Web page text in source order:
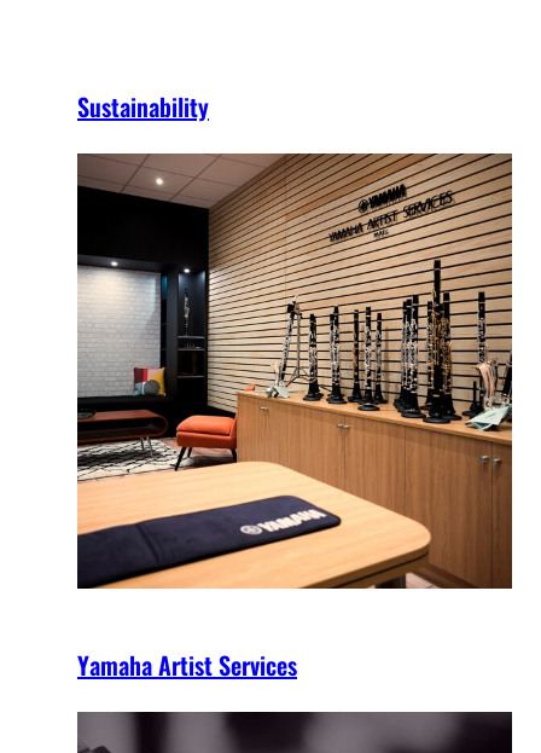
Sustainability
Yamaha Artist Services